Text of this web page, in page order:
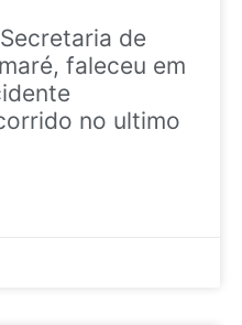
de
faleceu em
no ultimo